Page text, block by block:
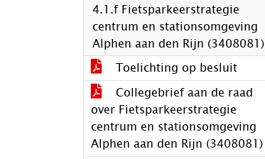
4.1.f Fietsparkeerstrategie
centrum en stationsomgeving
Alphen aan den Rijn (3408081)
Toelichting op besluit
Collegebrief aan de raad
over Fietsparkeerstrategie
centrum en stationsomgeving
Alphen aan den Rijn (3408081)